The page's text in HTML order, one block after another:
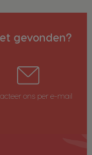
gevonden?
ons per e-mail